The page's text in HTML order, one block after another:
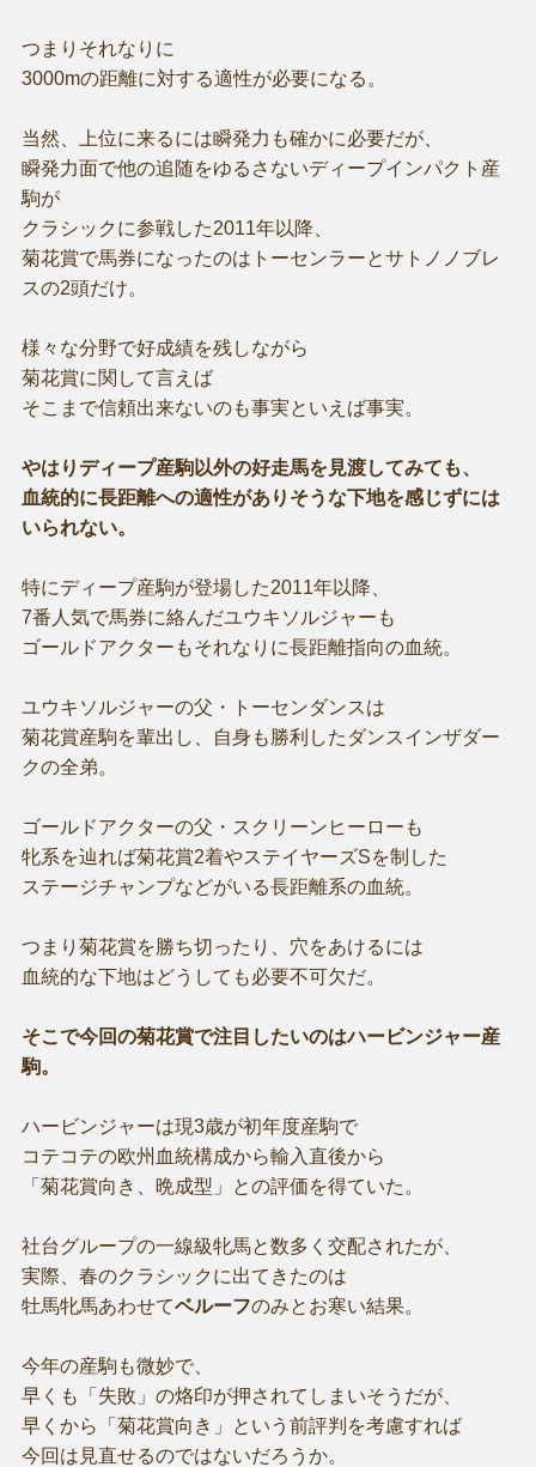
つまりそれなりに
3000mの距離に対する適性が必要になる。
当然、上位に来るには瞬発力も確かに必要だが、
瞬発力面で他の追随をゆるさないディープインパクト産
駒が
クラシックに参戦した2011年以降、
菊花賞で馬券になったのはトーセンラーとサトノノブレ
スの2頭だけ。
様々な分野で好成績を残しながら
菊花賞に関して言えば
そこまで信頼出来ないのも事実といえば事実。
やはりディープ産駒以外の好走馬を見渡してみても、
血統的に長距離への適性がありそうな下地を感じずには
いられない。
特にディープ産駒が登場した2011年以降、
7番人気で馬券に絡んだユウキソルジャーも
ゴールドアクターもそれなりに長距離指向の血統。
ユウキソルジャーの父・トーセンダンスは
菊花賞産駒を輩出し、自身も勝利したダンスインザダー
クの全弟。
ゴールドアクターの父・スクリーンヒーローも
牝系を辿れば菊花賞2着やステイヤーズSを制した
ステージチャンプなどがいる長距離系の血統。
つまり菊花賞を勝ち切ったり、穴をあけるには
血統的な下地はどうしても必要不可欠だ。
そこで今回の菊花賞で注目したいのはハービンジャー産
駒。
ハービンジャーは現3歳が初年度産駒で
コテコテの欧州血統構成から輸入直後から
「菊花賞向き、晩成型」との評価を得ていた。
社台グループの一線級牝馬と数多く交配されたが、
実際、春のクラシックに出てきたのは
牡馬牝馬あわせてベルーフのみとお寒い結果。
今年の産駒も微妙で、
早くも「失敗」の烙印が押されてしまいそうだが、
早くから「菊花賞向き」という前評判を考慮すれば
今回は見直せるのではないだろうか。